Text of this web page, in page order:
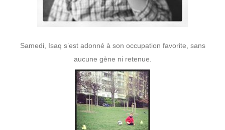
Samedi, Isaq s’est adonné à son occupation favorite, sans
aucune gène ni retenue.